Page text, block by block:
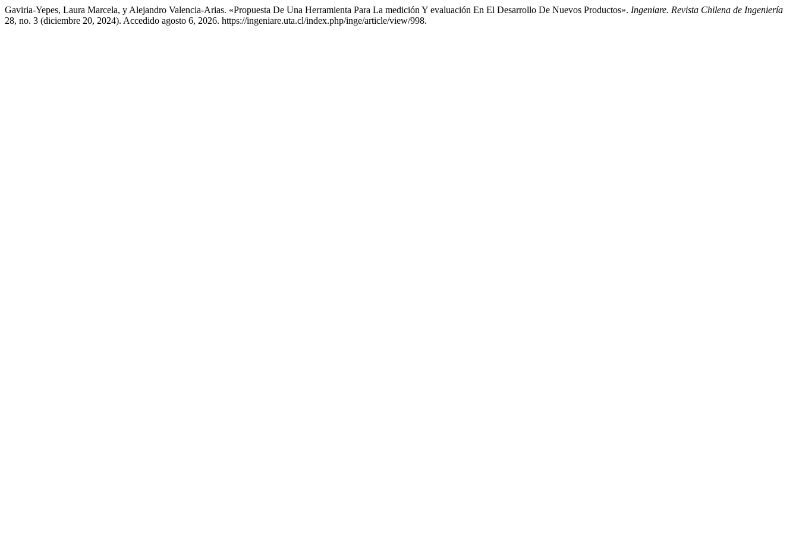
Gaviria-Yepes, Laura Marcela, y Alejandro Valencia-Arias. «Propuesta De Una Herramienta Para La medición Y evaluación En El Desarrollo De Nuevos Productos». Ingeniare. Revista Chilena de Ingeniería
28, no. 3 (diciembre 20, 2024). Accedido agosto 6, 2026. https://ingeniare.uta.cl/index.php/inge/article/view/998.